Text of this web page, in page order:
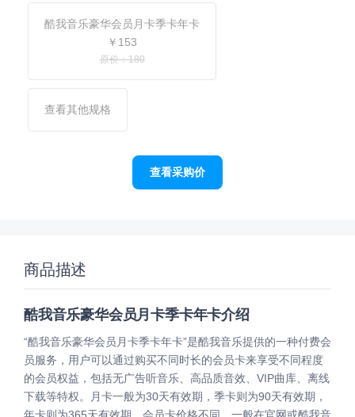
酷我音乐豪华会员月卡季卡年卡
￥153
原价：180
查看其他规格
查看采购价
商品描述
酷我音乐豪华会员月卡季卡年卡介绍
“酷我音乐豪华会员月卡季卡年卡”是酷我音乐提供的一种付费会
员服务，用户可以通过购买不同时长的会员卡来享受不同程度
的会员权益，包括无广告听音乐、高品质音效、VIP曲库、离线
下载等特权。月卡一般为30天有效期，季卡则为90天有效期，